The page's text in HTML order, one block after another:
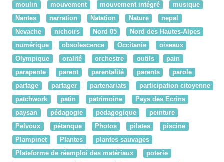
moulin
mouvement mouvement intégré
musique
Nantes
narration Natation Nature
nepal
Nevache
nichoirs Nord 05
Nord des Hautes-Alpes
numérique
obsolescence Occitanie
oiseaux
Olympique
oralité orchestre outils
pain
parapente
parent parentalité parents
parole
partage
partager partenariats
participation citoyenne
patchwork
patin patrimoine
Pays des Ecrins
paysan
pédagogie pedagogique
peinture
Pelvoux
pétanque Photos pilates
piscine
Plampinet
Plantes
plantes sauvages
Plateforme de réemploi des matériaux
poterie